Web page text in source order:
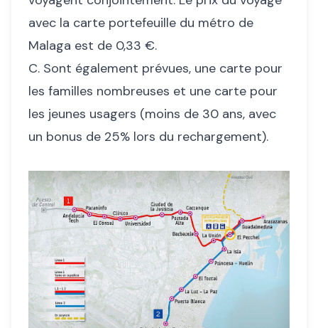
avec la carte portefeuille du métro de
Malaga est de 0,33 €.
C. Sont également prévues, une carte pour
les familles nombreuses et une carte pour
les jeunes usagers (moins de 30 ans, avec
un bonus de 25% lors du rechargement).